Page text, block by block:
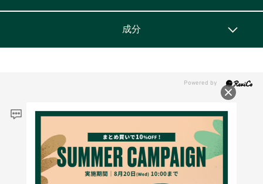
成分
レビュー
4.6
レビュー件数：5件